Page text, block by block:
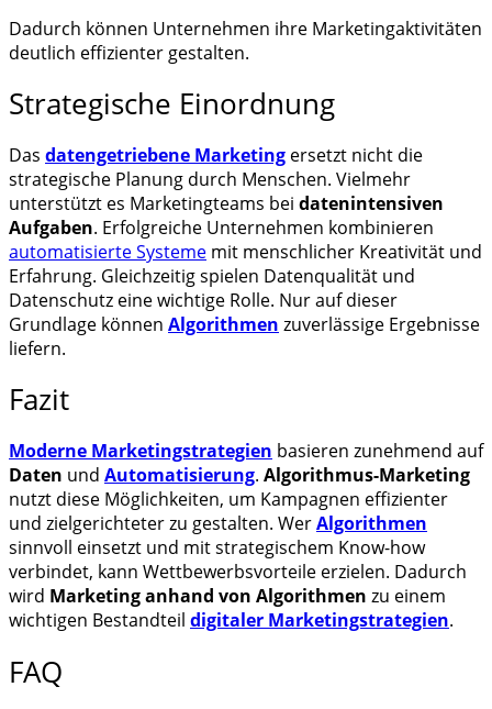
Dadurch können Unternehmen ihre Marketingaktivitäten
deutlich effizienter gestalten.
Strategische Einordnung
Das datengetriebene Marketing ersetzt nicht die
strategische Planung durch Menschen. Vielmehr
unterstützt es Marketingteams bei datenintensiven
Aufgaben. Erfolgreiche Unternehmen kombinieren
automatisierte Systeme mit menschlicher Kreativität und
Erfahrung. Gleichzeitig spielen Datenqualität und
Datenschutz eine wichtige Rolle. Nur auf dieser
Grundlage können Algorithmen zuverlässige Ergebnisse
liefern.
Fazit
Moderne Marketingstrategien basieren zunehmend auf
Daten und Automatisierung. Algorithmus-Marketing
nutzt diese Möglichkeiten, um Kampagnen effizienter
und zielgerichteter zu gestalten. WerAlgorithmen
sinnvoll einsetzt und mit strategischem Know-how
verbindet, kann Wettbewerbsvorteile erzielen. Dadurch
wird Marketing anhand von Algorithmen zu einem
wichtigen Bestandteil digitaler Marketingstrategien.
FAQ